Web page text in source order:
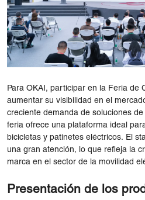
Para OKAI, participar en la Feria de
aumentar su visibilidad en el
creciente demanda de soluciones
feria ofrece una plataforma ideal
bicicletas y patinetes eléctricos. El
una gran atención, lo que refleja la
marca en el sector de la movilidad
Presentación de los